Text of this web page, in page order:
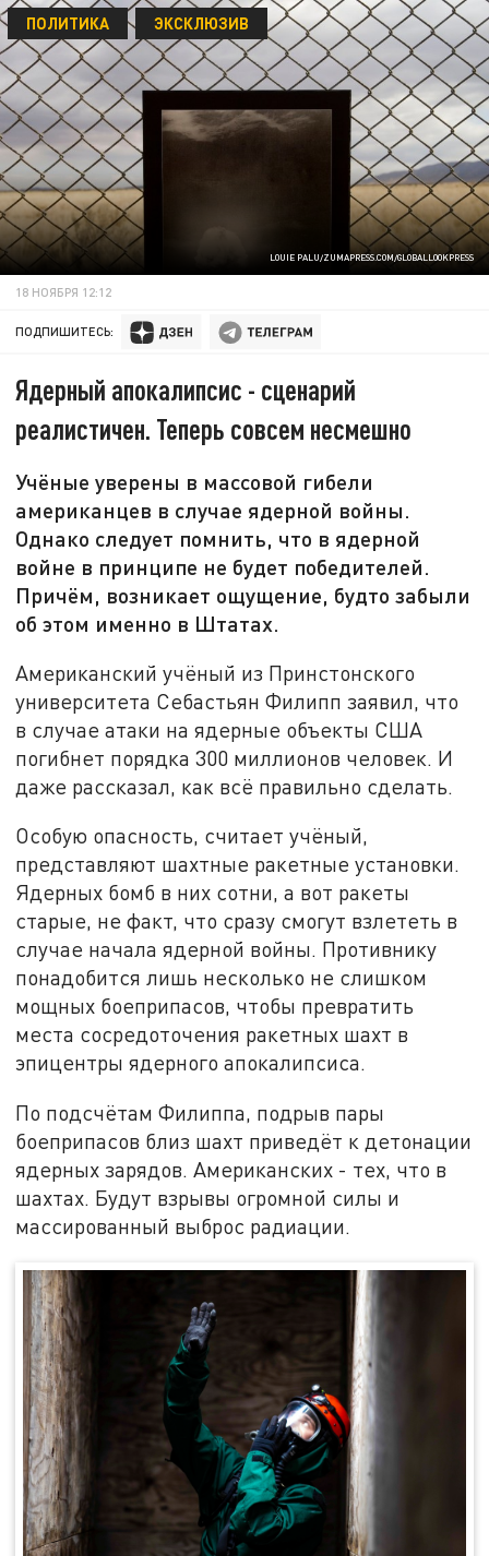
LOUIE PALU/ZUMAPRESS.COM/GLOBALLOOKPRESS
ПОЛИТИКА ЭКСКЛЮЗИВ
18 НОЯБРЯ 12:12
ПОДПИШИТЕСЬ:
Ядерный апокалипсис - сценарий
реалистичен. Теперь совсем несмешно
Учёные уверены в массовой гибели
американцев в случае ядерной войны.
Однако следует помнить, что в ядерной
войне в принципе не будет победителей.
Причём, возникает ощущение, будто забыли
об этом именно в Штатах.
Американский учёный из Принстонского
университета Себастьян Филипп заявил, что
в случае атаки на ядерные объекты США
погибнет порядка 300 миллионов человек. И
даже рассказал, как всё правильно сделать.
Особую опасность, считает учёный,
представляют шахтные ракетные установки.
Ядерных бомб в них сотни, а вот ракеты
старые, не факт, что сразу смогут взлететь в
случае начала ядерной войны. Противнику
понадобится лишь несколько не слишком
мощных боеприпасов, чтобы превратить
места сосредоточения ракетных шахт в
эпицентры ядерного апокалипсиса.
По подсчётам Филиппа, подрыв пары
боеприпасов близ шахт приведёт к детонации
ядерных зарядов. Американских - тех, что в
шахтах. Будут взрывы огромной силы и
массированный выброс радиации.